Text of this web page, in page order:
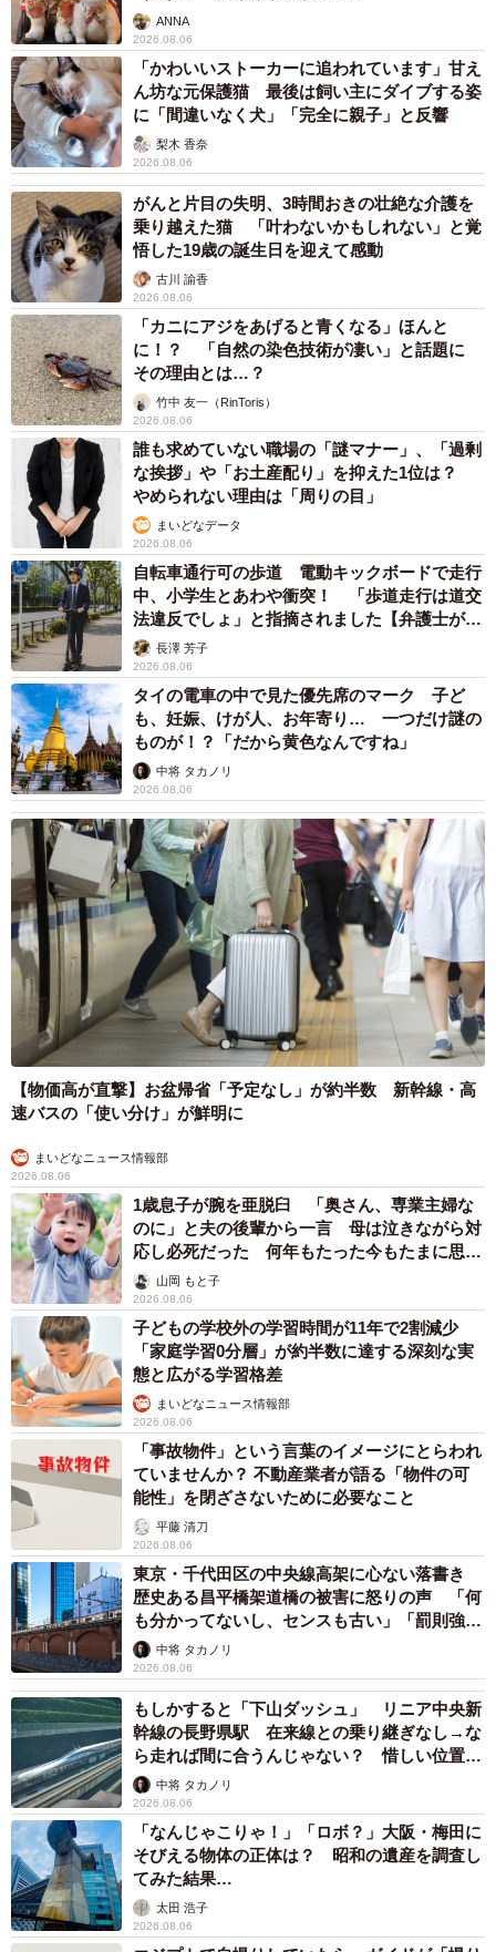
ANNA
2026.08.06
「かわいいストーカーに追われています」甘え
ん坊な元保護猫 最後は飼い主にダイブする姿
に「間違いなく犬」「完全に親子」と反響
梨木 香奈
2026.08.06
がんと片目の失明、3時間おきの壮絶な介護を
乗り越えた猫 「叶わないかもしれない」と覚
悟した19歳の誕生日を迎えて感動
古川 諭香
2026.08.06
「カニにアジをあげると青くなる」ほんと
に！？ 「自然の染色技術が凄い」と話題に
その理由とは…？
竹中 友一（RinToris）
2026.08.06
誰も求めていない職場の「謎マナー」、「過剰
な挨拶」や「お土産配り」を抑えた1位は？
やめられない理由は「周りの目」
まいどなデータ
2026.08.06
自転車通行可の歩道 電動キックボードで走行
中、小学生とあわや衝突！ 「歩道走行は道交
法違反でしょ」と指摘されました【弁護士が解
説】長澤 芳子
2026.08.06
タイの電車の中で見た優先席のマーク 子ど
も、妊娠、けが人、お年寄り… 一つだけ謎の
ものが！？「だから黄色なんですね」
中将 タカノリ
2026.08.06
【物価高が直撃】お盆帰省「予定なし」が約半数 新幹線・高
速バスの「使い分け」が鮮明に
まいどなニュース情報部
2026.08.06
1歳息子が腕を亜脱臼 「奥さん、専業主婦な
のに」と夫の後輩から一言 母は泣きながら対
応し必死だった 何年もたった今もたまに思い
出し…山岡 もと子
2026.08.06
子どもの学校外の学習時間が11年で2割減少
「家庭学習0分層」が約半数に達する深刻な実
態と広がる学習格差
まいどなニュース情報部
2026.08.06
「事故物件」という言葉のイメージにとらわれ
ていませんか？ 不動産業者が語る「物件の可
能性」を閉ざさないために必要なこと
平藤 清刀
2026.08.06
東京・千代田区の中央線高架に心ない落書き
歴史ある昌平橋架道橋の被害に怒りの声 「何
も分かってないし、センスも古い」「罰則強化
して」中将 タカノリ
2026.08.06
もしかすると「下山ダッシュ」 リニア中央新
幹線の長野県駅 在来線との乗り継ぎなし→な
ら走れば間に合うんじゃない？ 惜しい位置関
係が反響
中将 タカノリ
2026.08.06
「なんじゃこりゃ！」「ロボ？」大阪・梅田に
そびえる物体の正体は？ 昭和の遺産を調査し
てみた結果…
太田 浩子
2026.08.06